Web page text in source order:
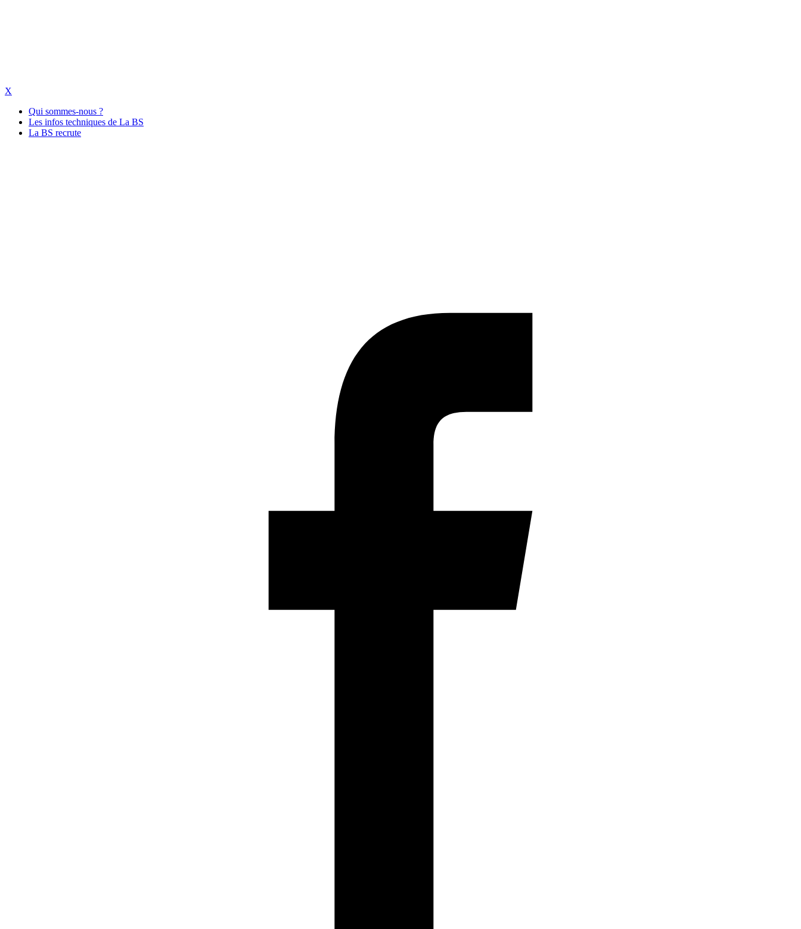
X
Qui sommes-nous ?
Les infos techniques de La BS
La BS recrute